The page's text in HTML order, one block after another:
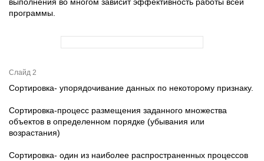
программы.
Слайд 2
Сортировка- упорядочивание данных по некоторому признаку.
Сортировка-процесс размещения заданного множества
объектов в определенном порядке (убывания или
возрастания)
Сортировка- один из наиболее распространенных процессов